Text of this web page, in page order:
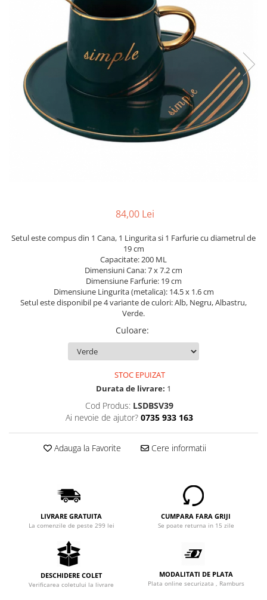
84,00 Lei
Setul este compus din 1 Cana, 1 Lingurita si 1 Farfurie cu diametrul de
19 cm
Capacitate: 200 ML
Dimensiuni Cana: 7 x 7.2 cm
Dimensiune Farfurie: 19 cm
Dimensiune Lingurita (metalica): 14.5 x 1.6 cm
Setul este disponibil pe 4 variante de culori: Alb, Negru, Albastru,
Verde.
Culoare:
STOC EPUIZAT
Durata de livrare: 1
Cod Produs: LSDBSV39
Ai nevoie de ajutor? 0735 933 163
Adauga la Favorite Cere informatii
LIVRARE GRATUITA
La comenzile de peste 299 lei
CUMPARA FARA GRIJI
Se poate returna in 15 zile
DESCHIDERE COLET
Verificarea coletului la livrare
MODALITATI DE PLATA
Plata online securizata , Ramburs